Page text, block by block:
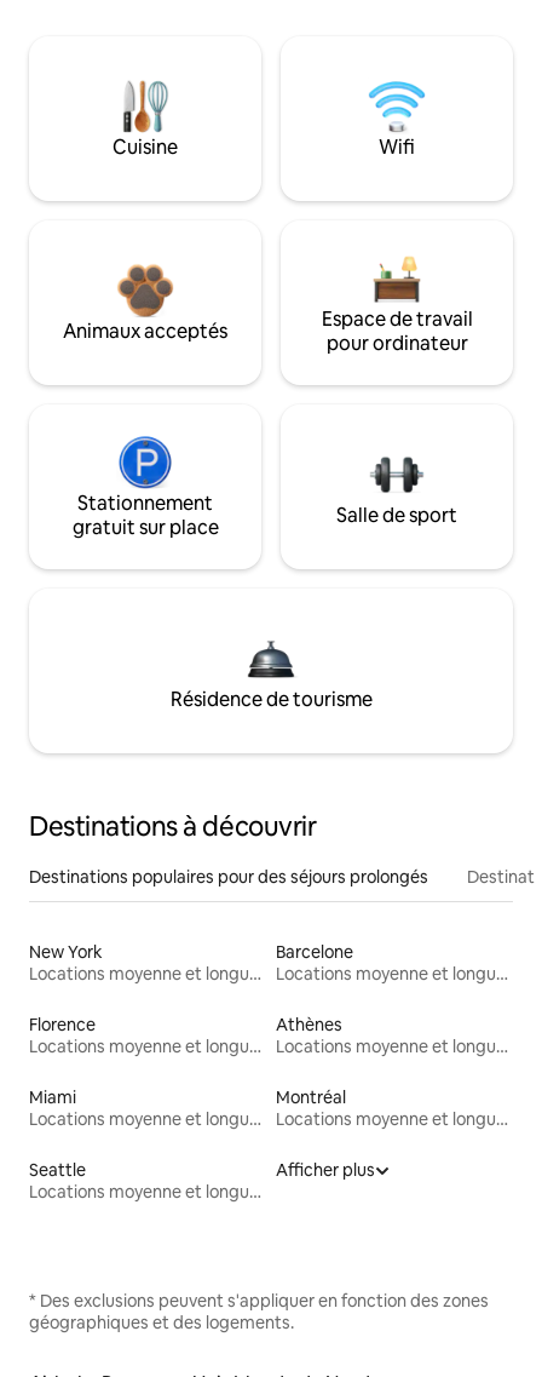
Cuisine Wifi
Animaux acceptés
Espace de travail
pour ordinateur
Stationnement
gratuit sur place
Salle de sport
Résidence de tourisme
Destinations à découvrir
Destinations populaires pour des séjours prolongés
New York
Locations moyenne et longue durée
Barcelone
Locations moyenne et longue durée
Florence
Locations moyenne et longue durée
Athènes
Locations moyenne et longue durée
Miami
Locations moyenne et longue durée
Montréal
Locations moyenne et longue durée
Seattle
Locations moyenne et longue durée
Afficher plus
* Des exclusions peuvent s'appliquer en fonction des zones
géographiques et des logements.